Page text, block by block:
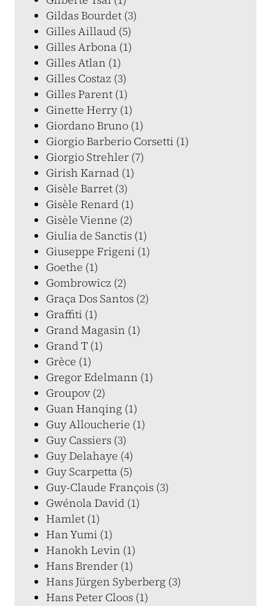
Gildas Bourdet (3)
Gilles Aillaud (5)
Gilles Arbona (1)
Gilles Atlan (1)
Gilles Costaz (3)
Gilles Parent (1)
Ginette Herry (1)
Giordano Bruno (1)
Giorgio Barberio Corsetti (1)
Giorgio Strehler (7)
Girish Karnad (1)
Gisèle Barret (3)
Gisèle Renard (1)
Gisèle Vienne (2)
Giulia de Sanctis (1)
Giuseppe Frigeni (1)
Goethe (1)
Gombrowicz (2)
Graça Dos Santos (2)
Graffiti (1)
Grand Magasin (1)
Grand T (1)
Grèce (1)
Gregor Edelmann (1)
Groupov (2)
Guan Hanqing (1)
Guy Alloucherie (1)
Guy Cassiers (3)
Guy Delahaye (4)
Guy Scarpetta (5)
Guy-Claude François (3)
Gwénola David (1)
Hamlet (1)
Han Yumi (1)
Hanokh Levin (1)
Hans Brender (1)
Hans Jürgen Syberberg (3)
Hans Peter Cloos (1)